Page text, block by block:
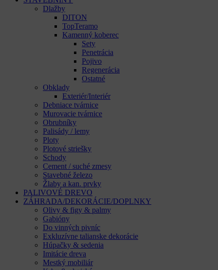
Dlažby
DITON
TopTeramo
Kamenný koberec
Sety
Penetrácia
Pojivo
Regenerácia
Ostatné
Obklady
Exteriér/Interiér
Debniace tvárnice
Murovacie tvárnice
Obrubníky
Palisády / lemy
Ploty
Plotové striešky
Schody
Cement / suché zmesy
Stavebné železo
Žlaby a kan. prvky
PALIVOVÉ DREVO
ZÁHRADA/DEKORÁCIE/DOPLNKY
Olivy & figy & palmy
Gabióny
Do vinných pivníc
Exkluzívne talianske dekorácie
Húpačky & sedenia
Imitácie dreva
Mestký mobiliár